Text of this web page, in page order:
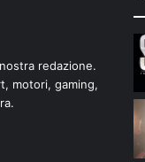
redazione.
motori, gaming,